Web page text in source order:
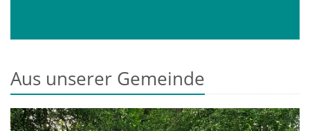
Aus unserer Gemeinde